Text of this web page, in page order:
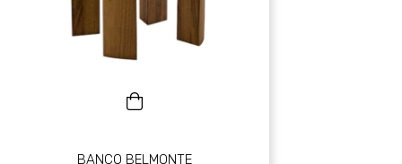
BANCO BELMONTE